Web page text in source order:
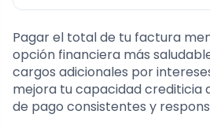
Pagar el total de tu factura
opción financiera más
cargos adicionales por
mejora tu capacidad crediticia
de pago consistentes y